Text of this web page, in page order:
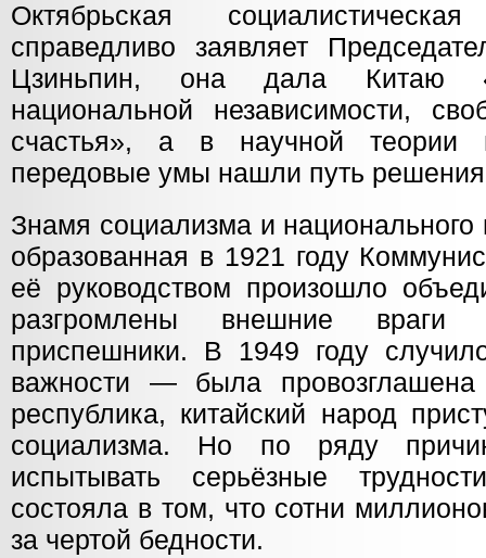
Октябрьская
справедливо заявляет
Цзиньпин, она дала Китаю
национальной независимости,
счастья», а в научной теории
передовые умы нашли путь
Знамя социализма и
образованная в 1921 году
её руководством произошло
разгромлены внешние
приспешники. В 1949 году
важности — была провозглашена
республика, китайский народ
социализма. Но по ряду
испытывать серьёзные
состояла в том, что сотни
за чертой бедности.